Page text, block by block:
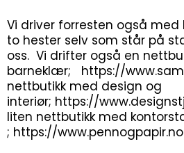
Vi driver forresten også
to hester selv som står på
oss. Vi drifter også en
barneklær; https://
nettbutikk med design og
interiør; https://
liten nettbutikk med
; https://www.pennogpapir.no